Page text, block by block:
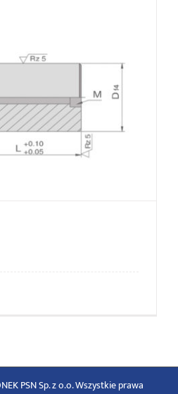
N 161
PSN Sp. z o.o. Wszystkie prawa